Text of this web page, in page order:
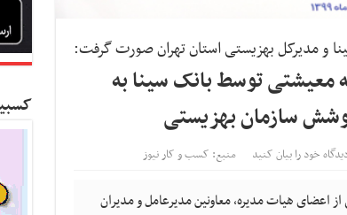
و مدیرکل بهزیستی استان تهران صورت گرفت:
دستگاه تبلت و ۲۰۰ بسته معیشتی توسط بانک سینا به
سازمان بهزیستی
خود را بیان کنید منبع: کسب و کار نیوز
هیات مدیره، معاونین مدیرعامل و مدیران